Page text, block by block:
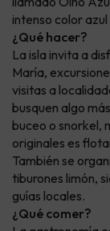
intenso color
¿Qué hacer?
La isla invita a
María,
visitas a
busquen algo
buceo o snorkel,
originales es
También se
tiburones limón,
guías locales.
¿Qué comer?